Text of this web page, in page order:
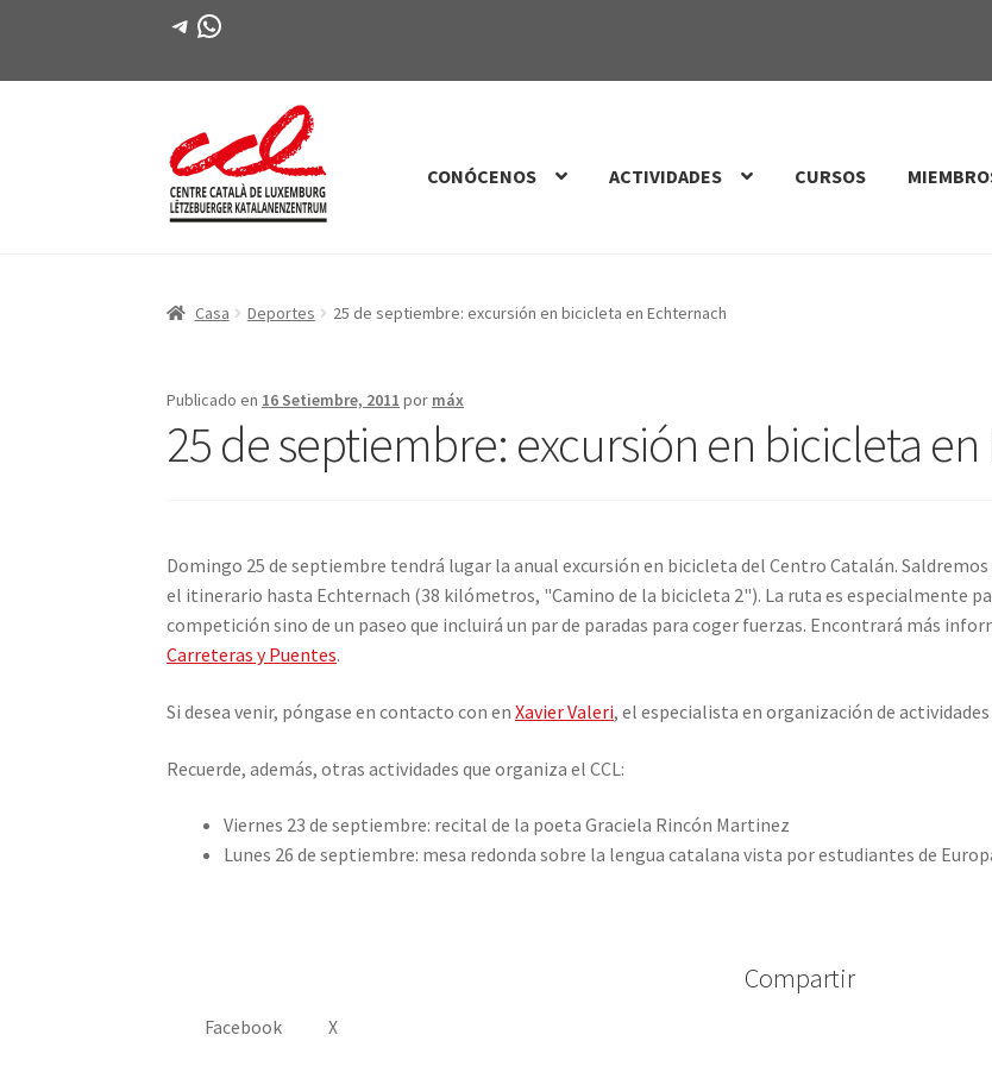
Telegrama
WhatsApp
Saltar
a
saltar
al
CONÓCENOS ACTIVIDADES CURSOS
Casa Deportes 25 de septiembre: excursión en bicicleta en Echternach
Publicado en 16 Setiembre, 2011 por máx
25 de septiembre: excursión en bicicleta
Domingo 25 de septiembre tendrá lugar la anual excursión en bicicleta del Centro Catalán.
el itinerario hasta Echternach (38 kilómetros, "Camino de la bicicleta 2"). La ruta es especialmente
competición sino de un paseo que incluirá un par de paradas para coger fuerzas. Encontrará más
Carreteras y Puentes.
Si desea venir, póngase en contacto con enXavier Valeri, el especialista en organización de
Recuerde, además, otras actividades que organiza el CCL:
Viernes 23 de septiembre: recital de la poeta Graciela Rincón Martinez
Lunes 26 de septiembre: mesa redonda sobre la lengua catalana vista por estudiantes de
Compartir
Facebook X